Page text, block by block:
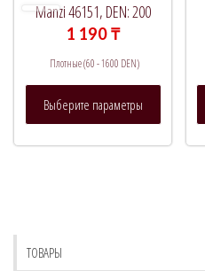
Manzi 46151, DEN: 200
1 190₸
Плотные (60 - 1600 DEN)
Выберите параметры
Этот
ТОВАРЫ